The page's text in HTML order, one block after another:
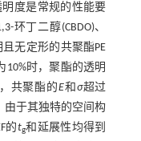
明度是常规的性能要
环丁二醇(CBDO)、
且无定形的共聚酯PE
10%时，聚酯的透明
共聚酯的E和 σ超过
由于其独特的空间构
的tg和延展性均得到